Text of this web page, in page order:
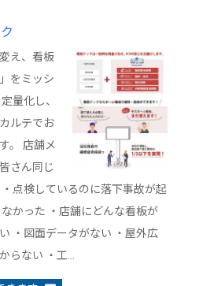
え、看板
をミッシ
量化し、
ルテでお
。 店舗メ
さん同じ
点検しているのに落下事故が起
かった ・店舗にどんな看板が
・図面データがない ・屋外広
らない ・工…